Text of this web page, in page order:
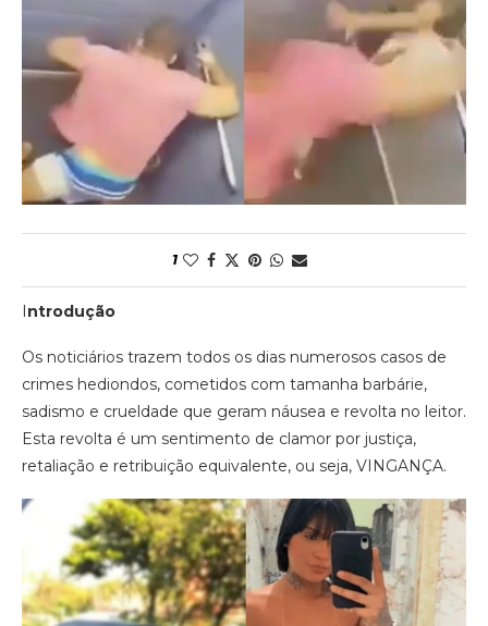
1
Introdução
Os noticiários trazem todos os dias numerosos casos de
crimes hediondos, cometidos com tamanha barbárie,
sadismo e crueldade que geram náusea e revolta no leitor.
Esta revolta é um sentimento de clamor por justiça,
retaliação e retribuição equivalente, ou seja, VINGANÇA.